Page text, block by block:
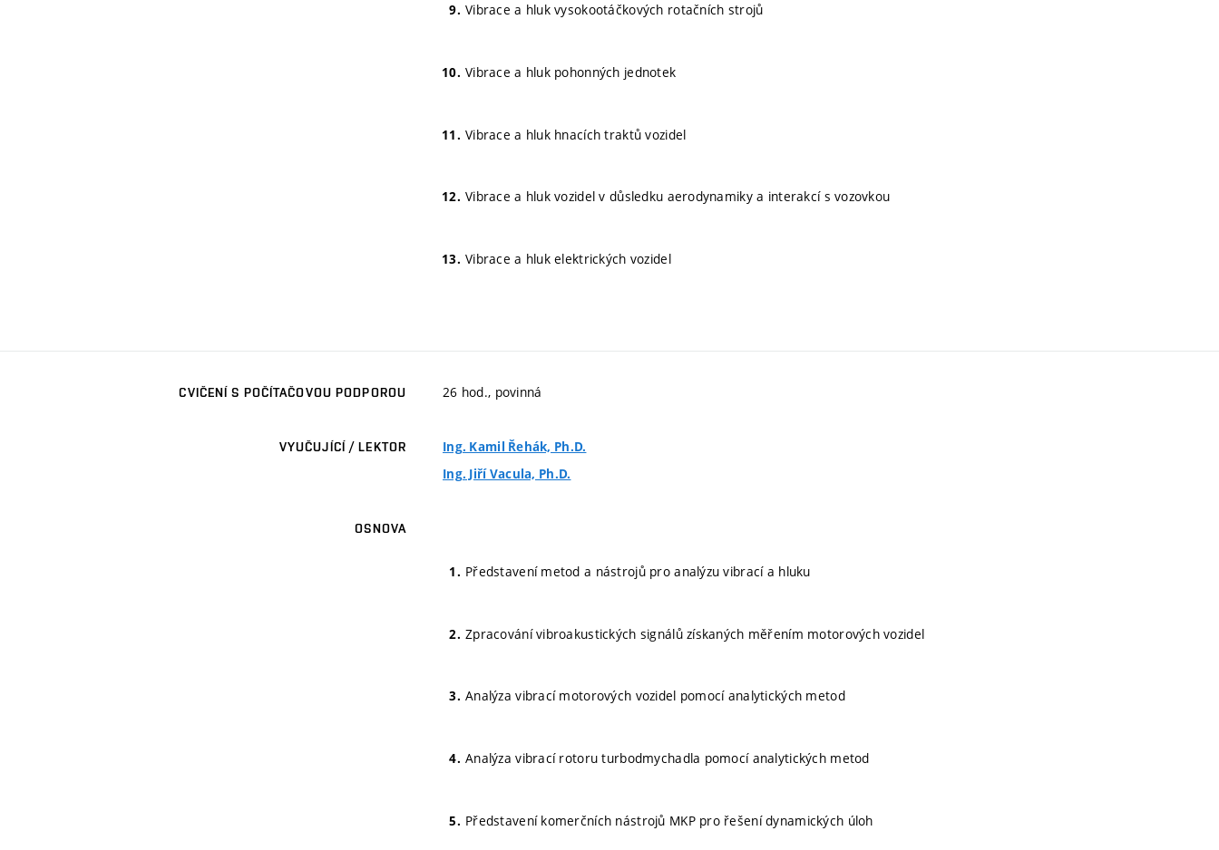
Vibrace a hluk vysokootáčkových rotačních strojů
Vibrace a hluk pohonných jednotek
Vibrace a hluk hnacích traktů vozidel
Vibrace a hluk vozidel v důsledku aerodynamiky a interakcí s vozovkou
Vibrace a hluk elektrických vozidel
CVIČENÍ S POČÍTAČOVOU PODPOROU 26 hod., povinná
VYUČUJÍCÍ / LEKTOR
Ing. Kamil Řehák, Ph.D.
Ing. Jiří Vacula, Ph.D.
OSNOVA
Představení metod a nástrojů pro analýzu vibrací a hluku
Zpracování vibroakustických signálů získaných měřením motorových vozidel
Analýza vibrací motorových vozidel pomocí analytických metod
Analýza vibrací rotoru turbodmychadla pomocí analytických metod
Představení komerčních nástrojů MKP pro řešení dynamických úloh